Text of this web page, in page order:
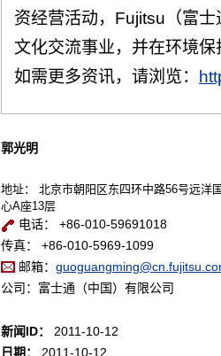
资经营活动，Fujitsu（富
文化交流事业，并在环境
如需更多资讯，请浏览：
郭光明
地址： 北京市朝阳区东四环中路56号远洋
心A座13层
电话： +86-010-59691018
传真： +86-010-5969-1099
邮箱：
公司：富士通（中国）有限公司
新闻ID：
2011-10-12
日期：
2011-10-12